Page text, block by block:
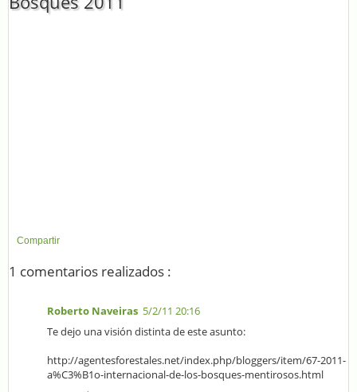
Compartir
1 comentarios realizados :
Roberto Naveiras 5/2/11 20:16
Te dejo una visión distinta de este asunto:
http://agentesforestales.net/index.php/bloggers/item/67-2011-
a%C3%B1o-internacional-de-los-bosques-mentirosos.html